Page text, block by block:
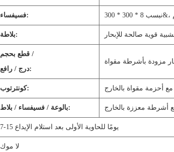
فسيفساء:
بلاطة: قوية صالحة للإبحار
قطع بحجم /
درج / رافع:
مزودة بأشرطة مقواة
كونترتوب: أحزمة مقواة بالخارج
بالوعة / فسيفساء / بلاط: أشرطة معززة بالخارج
7-15 يومًا للحاوية الأولى بعد استلام الإيداع
لا موك